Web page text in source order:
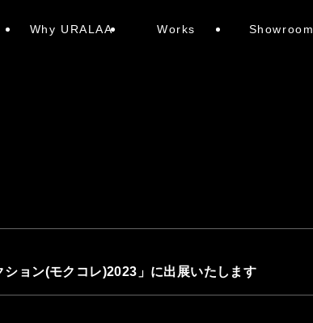
Why URALAA Works Showroom
ョン(モクコレ)2023」に出展いたします